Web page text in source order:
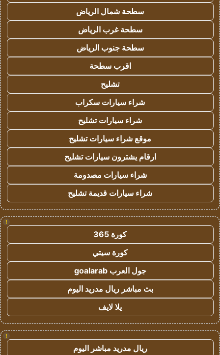
سطحة شمال الرياض
سطحة غرب الرياض
سطحة جنوب الرياض
اقرب سطحة
تشليح
شراء سيارات سكراب
شراء سيارات تشليح
موقع شراء سيارات تشليح
ارقام يشترون سيارات تشليح
شراء سيارات مصدومة
شراء سيارات قديمة تشليح
!
كورة 365
كورة سيتي
جول العرب goalarab
بث مباشر ريال مدريد اليوم
يلا لايف
!
ريال مدريد مباشر اليوم